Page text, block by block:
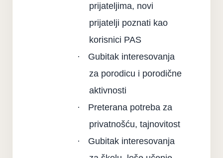
prijateljima, novi
prijatelji poznati kao
korisnici PAS
·
Gubitak interesovanja
za porodicu i porodične
aktivnosti
·
Preterana potreba za
privatnošću, tajnovitost
·
Gubitak interesovanja